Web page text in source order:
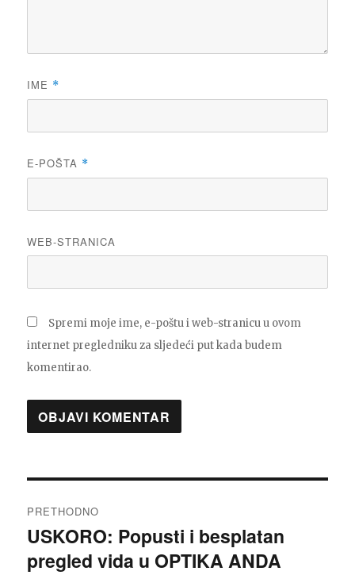
IME *
E-POŠTA *
WEB-STRANICA
Spremi moje ime, e-poštu i web-stranicu u ovom
internet pregledniku za sljedeći put kada budem
komentirao.
objava
PRETHODNO
Prethodna
objava:
USKORO: Popusti i besplatan
pregled vida u OPTIKA ANDA